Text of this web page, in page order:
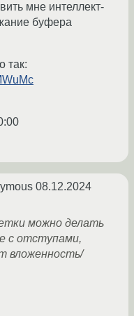
мне интеллект-
буфера
так:
08.12.2024
можно делать
с отступами,
вложенность/